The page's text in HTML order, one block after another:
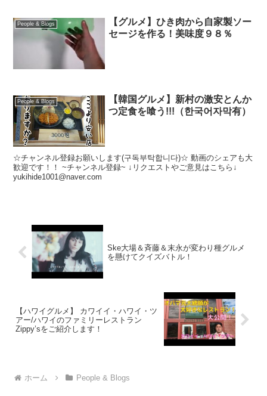
People & Blogs
【グルメ】ひき肉から自家製ソー
セージを作る！美味度９８％
People & Blogs
【韓国グルメ】新村の激安とんか
つ定食を喰う!!!（한국어자막有）
☆チャンネル登録お願いします(구독부탁합니다)☆ 動画のシェアも大
歓迎です！！ ~チャンネル登録~ ↓リクエストやご意見はこちら↓
yukihide1001@naver.com
Ske大場＆斉藤＆末永が変わり種グルメ
を懸けてクイズバトル！
【ハワイグルメ】 カワイイ・ハワイ・ツ
アー/ハワイのファミリーレストラン
Zippy’sをご紹介します！
ホーム People & Blogs